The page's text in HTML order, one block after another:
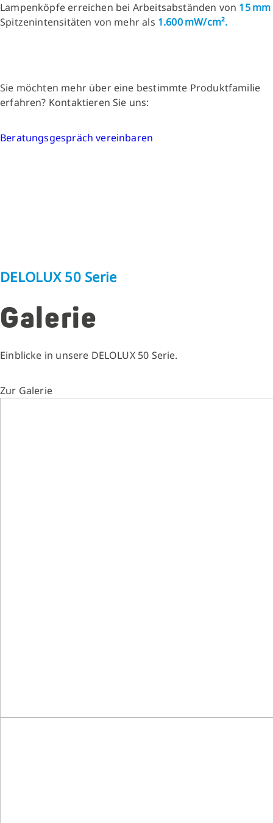
Lampenköpfe erreichen bei Arbeitsabständen von 15 mm
Spitzenintensitäten von mehr als 1.600 mW/cm².
Sie möchten mehr über eine bestimmte Produktfamilie
erfahren? Kontaktieren Sie uns:
Beratungsgespräch vereinbaren
DELOLUX 50 Serie
Galerie
Einblicke in unsere DELOLUX 50 Serie.
Zur Galerie